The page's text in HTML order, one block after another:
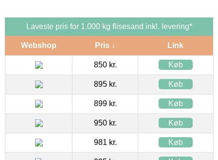
Laveste pris for 1.000 kg flisesand inkl. levering*
Webshop Pris ↓ Link
850 kr. Køb
895 kr. Køb
899 kr. Køb
950 kr. Køb
981 kr. Køb